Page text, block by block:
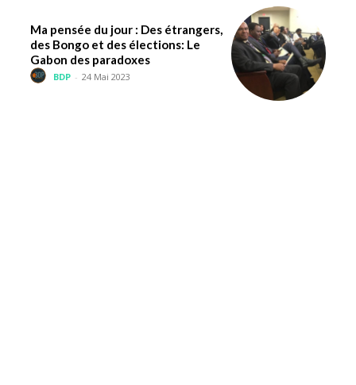
Ma pensée du jour : Des étrangers,
des Bongo et des élections: Le
Gabon des paradoxes
BDP - 24 Mai 2023